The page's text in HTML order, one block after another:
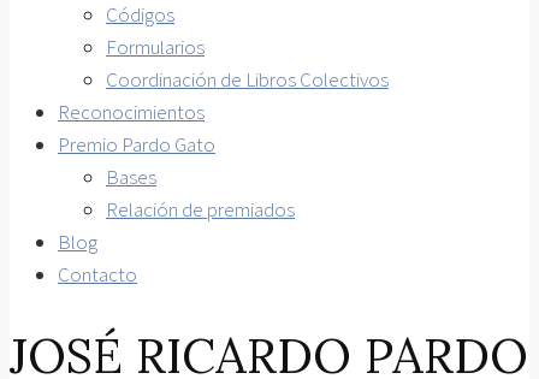
Códigos
Formularios
Coordinación de Libros Colectivos
Reconocimientos
Premio Pardo Gato
Bases
Relación de premiados
Blog
Contacto
JOSÉ RICARDO PARDO